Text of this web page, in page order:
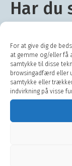
For at give dig de
at gemme og/eller få
samtykke til disse
browsingadfærd eller
samtykke eller
indvirkning på visse
Har du
klar
Brug vores
på+45 48 13 44
besøg af vores
Vores